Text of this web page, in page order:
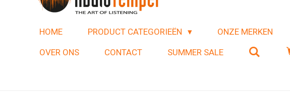
HOME PRODUCT CATEGORIEËN ONZE MERKEN
OVER ONS CONTACT SUMMER SALE